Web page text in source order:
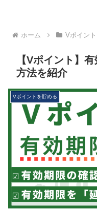
ホーム Vポイン
【Vポイント】
方法を紹介
Vポイントを貯める